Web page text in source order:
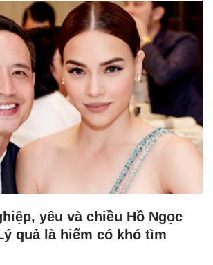
yêu và chiều Hồ Ngọc
quả là hiếm có khó tìm